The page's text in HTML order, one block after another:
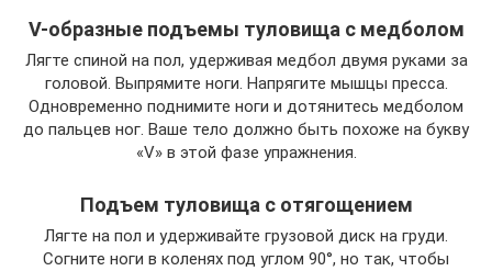
V-образные подъемы туловища с медболом
Лягте спиной на пол, удерживая медбол двумя руками за
головой. Выпрямите ноги. Напрягите мышцы пресса.
Одновременно поднимите ноги и дотянитесь медболом
до пальцев ног. Ваше тело должно быть похоже на букву
«V» в этой фазе упражнения.
Подъем туловища с отягощением
Лягте на пол и удерживайте грузовой диск на груди.
Согните ноги в коленях под углом 90°, но так, чтобы